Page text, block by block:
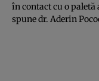
în contact cu o paletă
spune dr. Aderin